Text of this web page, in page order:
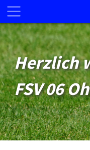
Herzlich
FSV 06